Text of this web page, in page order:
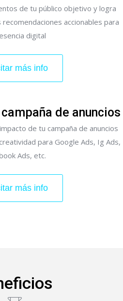
de tu público objetivo y logra
accionables para
digital
más info
de anuncios
de tu campaña de anuncios
para Google Ads, Ig Ads,
Ads, etc.
más info